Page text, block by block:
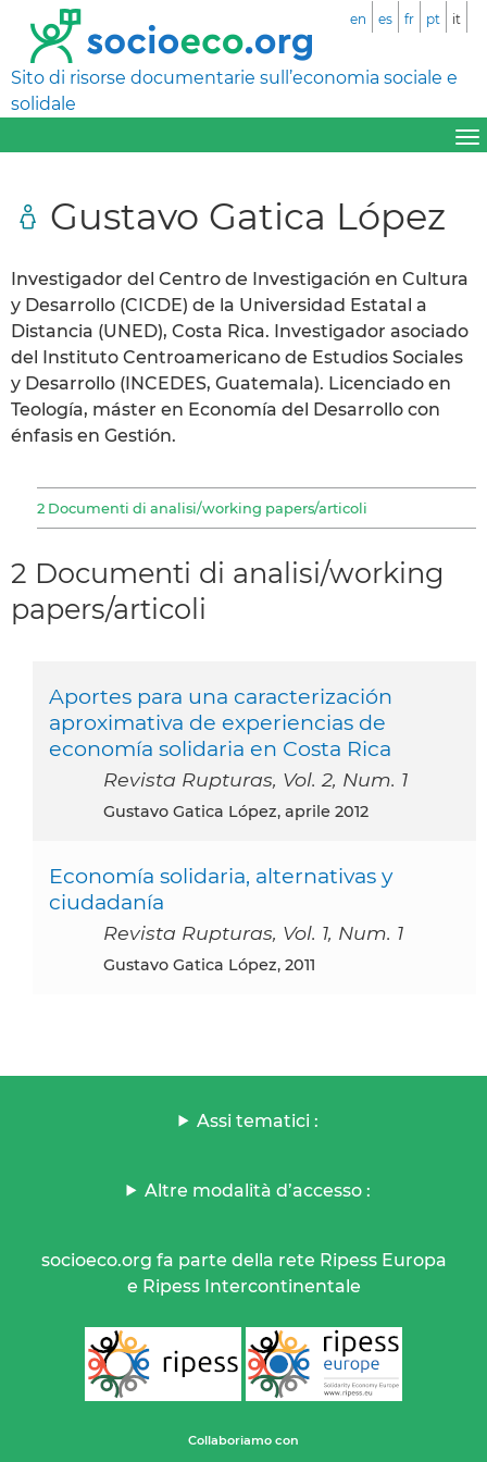
Sito di risorse documentarie sull’economia sociale e
solidale
en es fr pt it
Gustavo Gatica López
Investigador del Centro de Investigación en Cultura
y Desarrollo (CICDE) de la Universidad Estatal a
Distancia (UNED), Costa Rica. Investigador asociado
del Instituto Centroamericano de Estudios Sociales
y Desarrollo (INCEDES, Guatemala). Licenciado en
Teología, máster en Economía del Desarrollo con
énfasis en Gestión.
2 Documenti di analisi/working papers/articoli
2 Documenti di analisi/working
papers/articoli
Aportes para una caracterización
aproximativa de experiencias de
economía solidaria en Costa Rica
Revista Rupturas, Vol. 2, Num. 1
Gustavo Gatica López, aprile 2012
Economía solidaria, alternativas y
ciudadanía
Revista Rupturas, Vol. 1, Num. 1
Gustavo Gatica López, 2011
Assi tematici :
Altre modalità d’accesso :
socioeco.org fa parte della rete Ripess Europa
e Ripess Intercontinentale
Collaboriamo con